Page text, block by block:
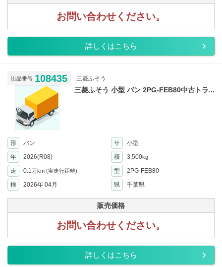
お問い合わせください。
詳しくはこちら
出品番号 108435 三菱ふそう
三菱ふそう 小型 バン 2PG-FEB80中古トラ...
形 バン サ
小型
年
2026(R08) 積 3,500kg
走 0.1万km (実走行距離) 型
2PG-FEB80
検
2026年 04月 県 千葉県
販売価格
お問い合わせください。
詳しくはこちら